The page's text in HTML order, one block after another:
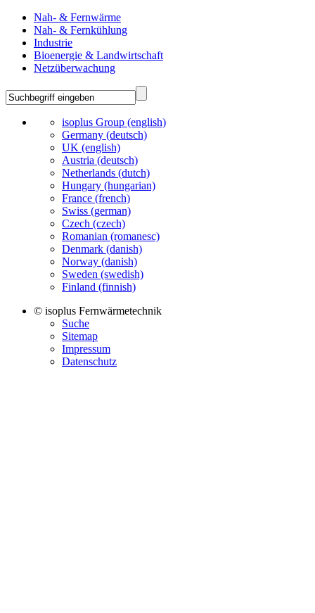
Nah- & Fernwärme
Nah- & Fernkühlung
Industrie
Bioenergie & Landwirtschaft
Netzüberwachung
isoplus Group (english)
Germany (deutsch)
UK (english)
Austria (deutsch)
Netherlands (dutch)
Hungary (hungarian)
France (french)
Swiss (german)
Czech (czech)
Romanian (romanesc)
Denmark (danish)
Norway (danish)
Sweden (swedish)
Finland (finnish)
© isoplus Fernwärmetechnik
Suche
Sitemap
Impressum
Datenschutz